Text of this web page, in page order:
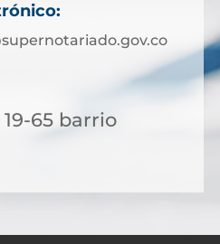
19-65 barrio